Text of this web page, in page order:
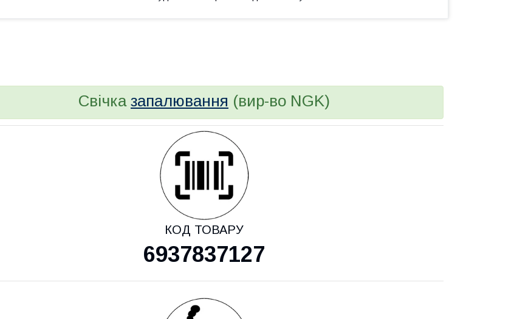
Свічка запалювання (вир-во NGK)
КОД ТОВАРУ
6937837127